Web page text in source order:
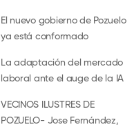
El nuevo gobierno de Pozuelo
ya está conformado
La adaptación del mercado
laboral ante el auge de la IA
VECINOS ILUSTRES DE
POZUELO- Jose Fernández,